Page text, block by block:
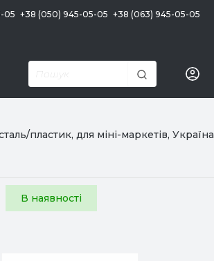
05 +38 (050) 945-05-05 +38 (063) 945-05-05
пластик, для міні-маркетів, Україна
В наявності